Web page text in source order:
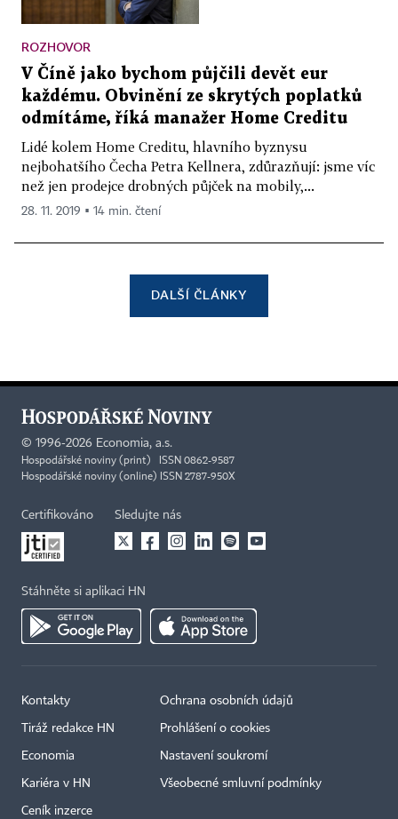
ROZHOVOR
V Číně jako bychom půjčili devět eur
každému. Obvinění ze skrytých poplatků
odmítáme, říká manažer Home Creditu
Lidé kolem Home Creditu, hlavního byznysu
nejbohatšího Čecha Petra Kellnera, zdůrazňují: jsme víc
než jen prodejce drobných půjček na mobily,...
28. 11. 2019 ▪ 14 min. čtení
DALŠÍ ČLÁNKY
© 1996-2026 Economia, a.s.
Hospodářské noviny (print) ISSN 0862-9587
Hospodářské noviny (online) ISSN 2787-950X
Certifikováno Sledujte nás
Stáhněte si aplikaci HN
Kontakty
Tiráž redakce HN
Economia
Kariéra v HN
Ceník inzerce
Ochrana osobních údajů
Prohlášení o cookies
Nastavení soukromí
Všeobecné smluvní podmínky